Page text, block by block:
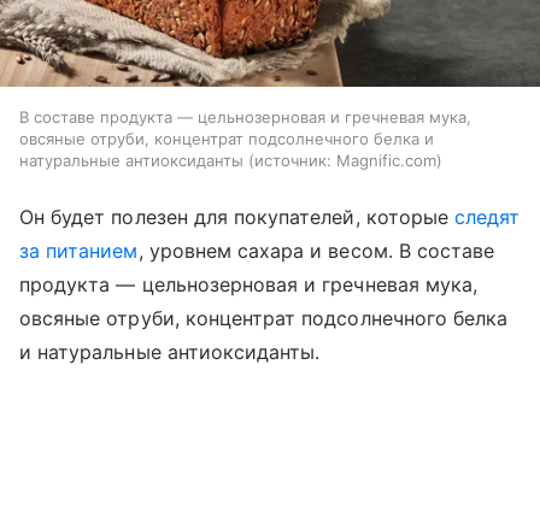
В составе продукта — цельнозерновая и гречневая мука,
овсяные отруби, концентрат подсолнечного белка и
натуральные антиоксиданты
источник: Magnific.com
Он будет полезен для покупателей, которыеследят
за питанием, уровнем сахара и весом. В составе
продукта — цельнозерновая и гречневая мука,
овсяные отруби, концентрат подсолнечного белка
и натуральные антиоксиданты.